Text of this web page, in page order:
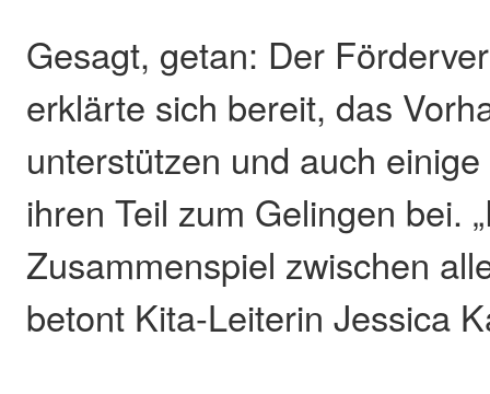
Gesagt, getan: Der
erklärte sich bereit, das
unterstützen und auch
ihren Teil zum Gelingen bei.
Zusammenspiel zwischen
betont Kita-Leiterin Jessica